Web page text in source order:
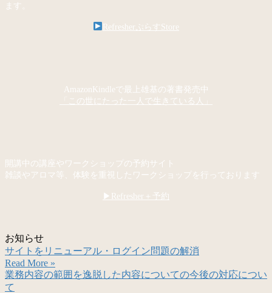
ます。
RefresherぷらすStore
AmazonKindleで最上雄基の著書発売中
「この世にたった一人で生きている人」
開講中の講座やワークショップの予約サイト
雑談やアロマ等、体験を重視したワークショップを行っております
▶Refresher＋予約
お知らせ
サイトをリニューアル・ログイン問題の解消
Read More »
業務内容の範囲を逸脱した内容についての今後の対応につい
て